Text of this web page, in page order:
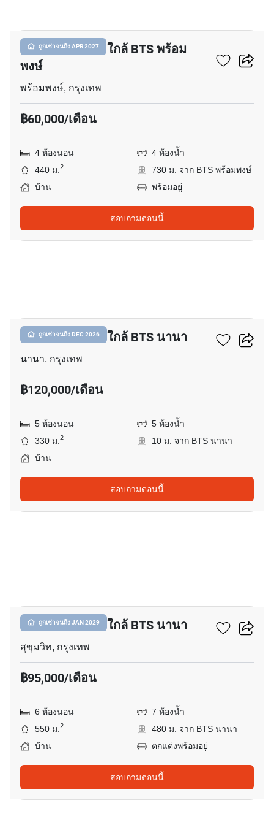
ถูกเช่าจนถึง APR 2027
บ้าน 4-ห้องนอน ใกล้ BTS พร้อม
พงษ์
พร้อมพงษ์, กรุงเทพ
฿60,000/เดือน
4 ห้องนอน
4 ห้องน้ำ
440 ม.2
730 ม. จาก BTS พร้อมพงษ์
บ้าน
พร้อมอยู่
สอบถามตอนนี้
ถูกเช่าจนถึง DEC 2026
บ้าน 5-ห้องนอน ใกล้ BTS นานา
นานา, กรุงเทพ
฿120,000/เดือน
5 ห้องนอน
5 ห้องน้ำ
330 ม.2
10 ม. จาก BTS นานา
บ้าน
สอบถามตอนนี้
ถูกเช่าจนถึง JAN 2029
บ้าน 6-ห้องนอน ใกล้ BTS นานา
สุขุมวิท, กรุงเทพ
฿95,000/เดือน
6 ห้องนอน
7 ห้องน้ำ
550 ม.2
480 ม. จาก BTS นานา
บ้าน
ตกแต่งพร้อมอยู่
สอบถามตอนนี้